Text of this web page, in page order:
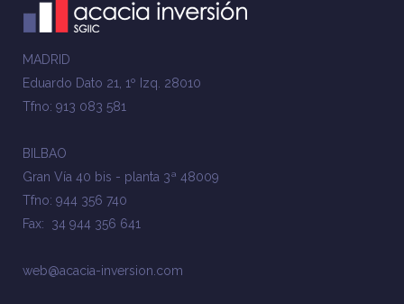
MADRID
Eduardo Dato 21, 1º Izq. 28010
Tfno: 913 083 581
BILBAO
Gran Vía 40 bis - planta 3ª 48009
Tfno: 944 356 740
Fax: 34 944 356 641
web@acacia-inversion.com